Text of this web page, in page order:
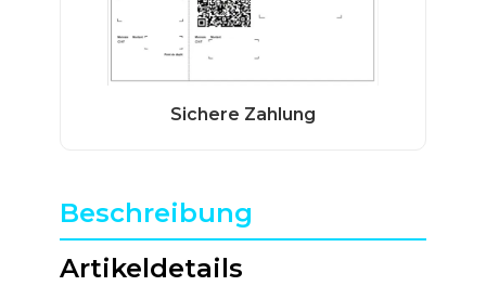
Beschreibung
Artikeldetails